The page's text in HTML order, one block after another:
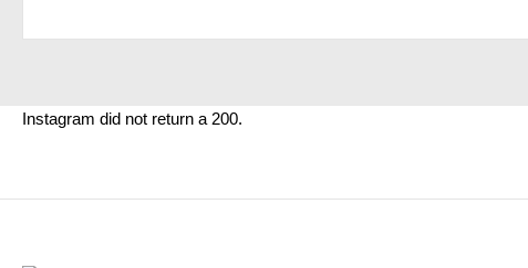
Instagram did not return a 200.